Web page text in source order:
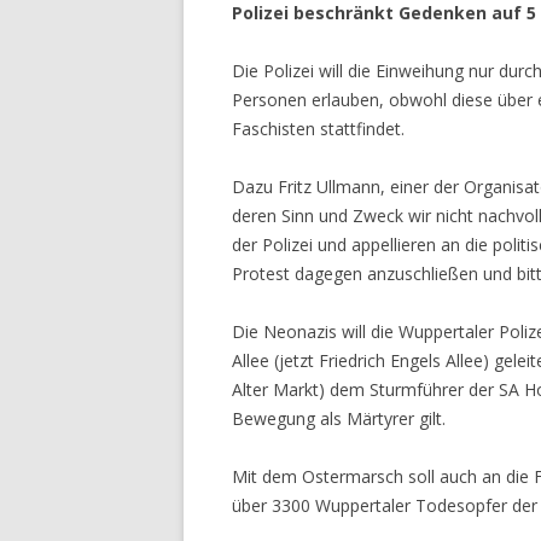
Polizei beschränkt Gedenken auf
Die Polizei will die Einweihung nur
Personen erlauben, obwohl diese
Faschisten stattfindet.
Dazu Fritz Ullmann, einer der
deren Sinn und Zweck wir nicht
der Polizei und appellieren an die
Protest dagegen anzuschließen und
Die Neonazis will die Wuppertaler
Allee (jetzt Friedrich Engels Allee)
Alter Markt) dem Sturmführer der SA
Bewegung als Märtyrer gilt.
Mit dem Ostermarsch soll auch an die
über 3300 Wuppertaler Todesopfer